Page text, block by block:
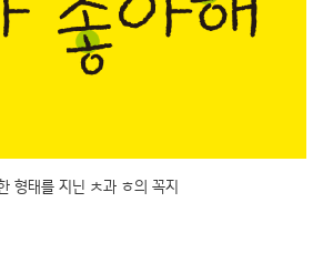
형태를 지닌 ㅊ과 ㅎ의 꼭지